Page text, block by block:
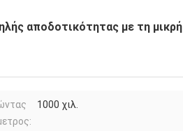
αποδοτικότητας με τη μικρή
1000 χιλ.